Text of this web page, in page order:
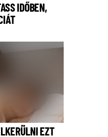
IDŐBEN,
EZT